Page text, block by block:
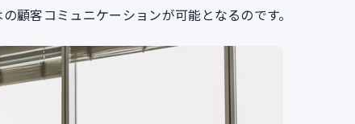
顧客コミュニケーションが可能となるのです。